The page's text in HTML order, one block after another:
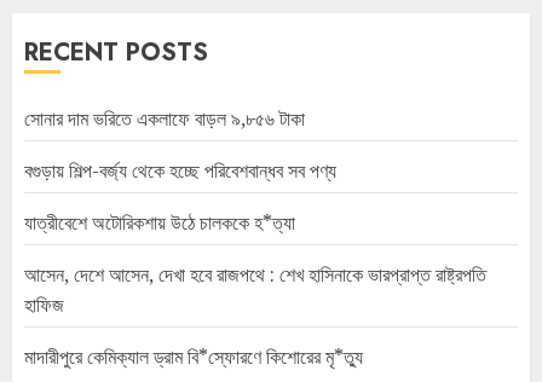
RECENT POSTS
সোনার দাম ভরিতে একলাফে বাড়ল ৯,৮৫৬ টাকা
বগুড়ায় শিল্প-বর্জ্য থেকে হচ্ছে পরিবেশবান্ধব সব পণ্য
যাত্রীবেশে অটোরিকশায় উঠে চালককে হ*ত্যা
আসেন, দেশে আসেন, দেখা হবে রাজপথে : শেখ হাসিনাকে ভারপ্রাপ্ত রাষ্ট্রপতি
হাফিজ
মাদারীপুরে কেমিক্যাল ড্রাম বি*স্ফোরণে কিশোরের মৃ*ত্যু